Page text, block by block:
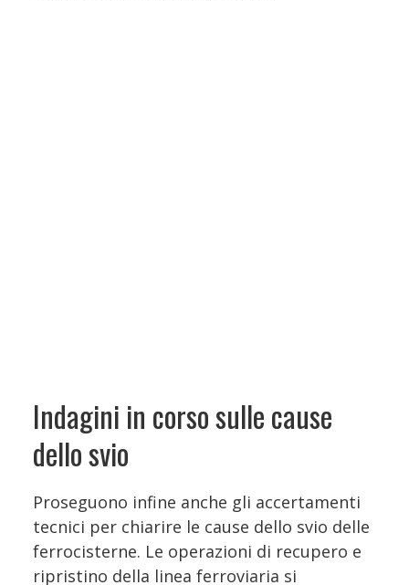
Indagini in corso sulle cause
dello svio
Proseguono infine anche gli accertamenti
tecnici per chiarire le cause dello svio delle
ferrocisterne. Le operazioni di recupero e
ripristino della linea ferroviaria si